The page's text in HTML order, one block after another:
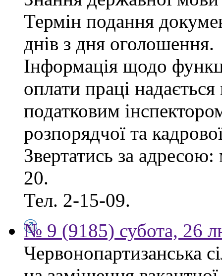
Термін подання
днів з дня оголошення.
Інформація щодо
оплати праці
податковим
розпорядчої та
Звертатись за
20.
Тел. 2-15-09.
№ 9 (9185) субота, 26
Червонопартизанська